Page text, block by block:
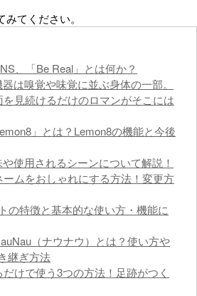
てください。
、「Be Real」とは何か？
は嗅覚や味覚に並ぶ身体の一部。
見続けるだけのロマンがそこには
」とは？Lemon8の機能と今後
使用されるシーンについて解説！
ムをおしゃれにする方法！変更方
の特徴と基本的な使い方・機能に
（ナウナウ）とは？使い方や
継ぎ方法
けで使う3つの方法！足跡がつく